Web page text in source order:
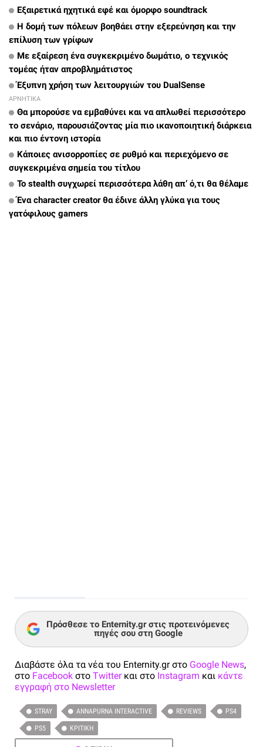
Εξαιρετικά ηχητικά εφέ και όμορφο soundtrack
Η δομή των πόλεων βοηθάει στην εξερεύνηση και την
επίλυση των γρίφων
Με εξαίρεση ένα συγκεκριμένο δωμάτιο, ο τεχνικός
τομέας ήταν απροβλημάτιστος
Έξυπνη χρήση των λειτουργιών του DualSense
ΑΡΝΗΤΙΚΑ
Θα μπορούσε να εμβαθύνει και να απλωθεί περισσότερο
το σενάριο, παρουσιάζοντας μία πιο ικανοποιητική διάρκεια
και πιο έντονη ιστορία
Κάποιες ανισορροπίες σε ρυθμό και περιεχόμενο σε
συγκεκριμένα σημεία του τίτλου
Το stealth συγχωρεί περισσότερα λάθη απ’ ό,τι θα θέλαμε
Ένα character creator θα έδινε άλλη γλύκα για τους
γατόφιλους gamers
Πρόσθεσε το Enternity.gr στις προτεινόμενες
πηγές σου στη Google
Διαβάστε όλα τα νέα του Enternity.gr στο Google News,
στο Facebook στο Twitterκαι στο Instagram και κάντε
εγγραφή στο Newsletter
STRAY ANNAPURNA INTERACTIVE REVIEWS PS4
PS5 ΚΡΙΤΙΚΉ